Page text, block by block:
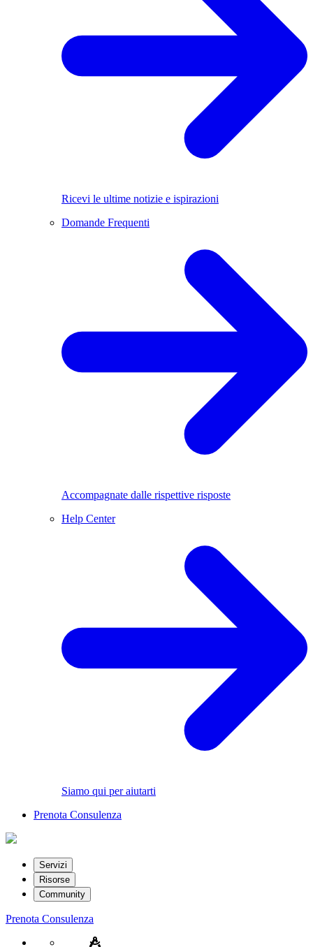
Ricevi le ultime notizie e ispirazioni
Domande Frequenti
Accompagnate dalle rispettive risposte
Help Center
Siamo qui per aiutarti
Prenota Consulenza
Servizi
Risorse
Community
Prenota Consulenza